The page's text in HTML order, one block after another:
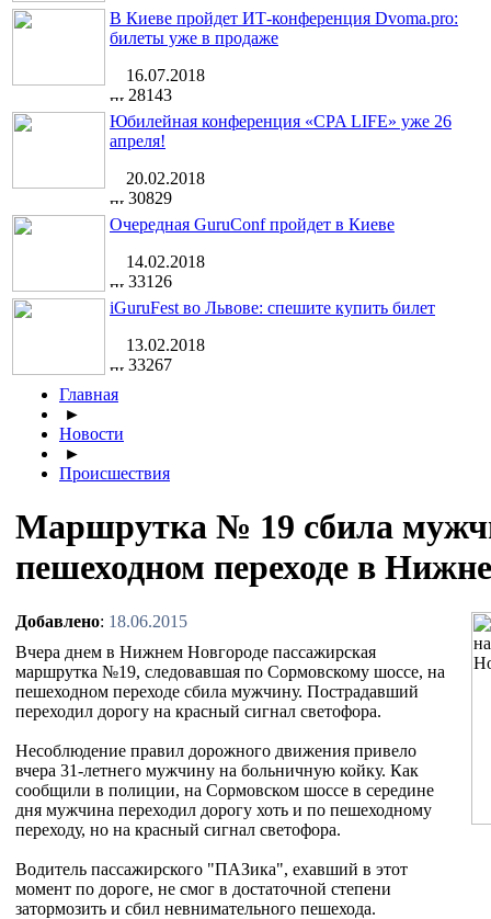
В Киеве пройдет ИТ-конференция Dvoma.pro:
билеты уже в продаже
16.07.2018
28143
Юбилейная конференция «CPA LIFE» уже 26
апреля!
20.02.2018
30829
Очередная GuruConf пройдет в Киеве
14.02.2018
33126
iGuruFest во Львове: спешите купить билет
13.02.2018
33267
Главная
►
Новости
►
Происшествия
Маршрутка № 19 сбила
пешеходном переходе в
Добавлено: 18.06.2015
Вчера днем в Нижнем Новгороде пассажирская
маршрутка №19, следовавшая по Сормовскому шоссе, на
пешеходном переходе сбила мужчину. Пострадавший
переходил дорогу на красный сигнал светофора.
Несоблюдение правил дорожного движения привело
вчера 31-летнего мужчину на больничную койку. Как
сообщили в полиции, на Сормовском шоссе в середине
дня мужчина переходил дорогу хоть и по пешеходному
переходу, но на красный сигнал светофора.
Водитель пассажирского "ПАЗика", ехавший в этот
момент по дороге, не смог в достаточной степени
затормозить и сбил невнимательного пешехода.